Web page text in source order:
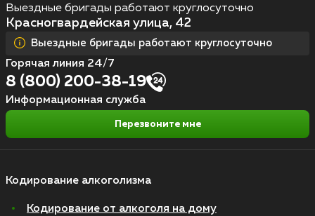
Кодирование алкоголизма
Кодирование от алкоголя на дому
Выездные бригады работают круглосуточно
Красногвардейская улица, 42
Выездные бригады работают круглосуточно
Горячая линия 24/7
8 (800) 200-38-19
Информационная служба
Перезвоните мне